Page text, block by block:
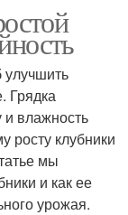
улучшить
Грядка
и влажность
росту клубники
мы
и как ее
урожая.